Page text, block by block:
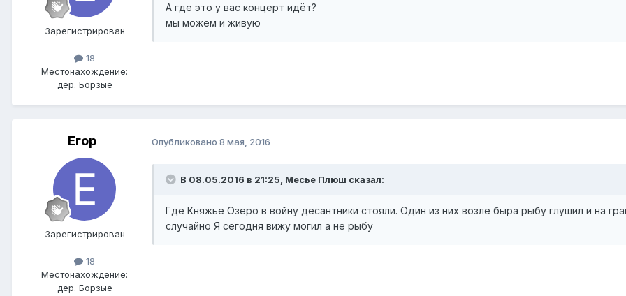
Зарегистрирован
18
Местонахождение:
дер. Борзые
А где это у вас концерт идёт?
мы можем и живую
Егор
Зарегистрирован
18
Местонахождение:
дер. Борзые
Опубликовано 8 мая, 2016
В 08.05.2016 в 21:25, Месье Плюш сказал:
Где Княжье Озеро в войну десантники стояли. Один из них возле быра рыбу глушил и на
случайно Я сегодня вижу могил а не рыбу